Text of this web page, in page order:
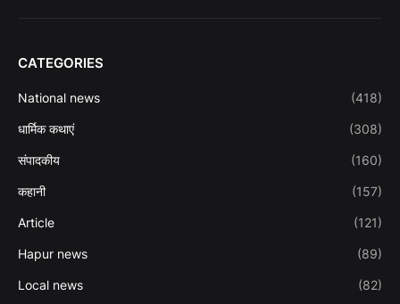
CATEGORIES
National news (418)
धार्मिक कथाएं (308)
संपादकीय (160)
कहानी (157)
Article (121)
Hapur news (89)
Local news (82)